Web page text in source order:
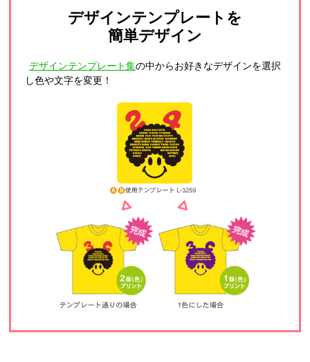
デザインテンプレートを
簡単デザイン
デザインテンプレート集の中からお好きなデザインを選択
し色や文字を変更！